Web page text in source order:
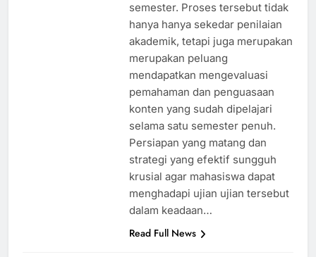
semester. Proses tersebut tidak
hanya hanya sekedar penilaian
akademik, tetapi juga merupakan
merupakan peluang
mendapatkan mengevaluasi
pemahaman dan penguasaan
konten yang sudah dipelajari
selama satu semester penuh.
Persiapan yang matang dan
strategi yang efektif sungguh
krusial agar mahasiswa dapat
menghadapi ujian ujian tersebut
dalam keadaan…
Read Full News